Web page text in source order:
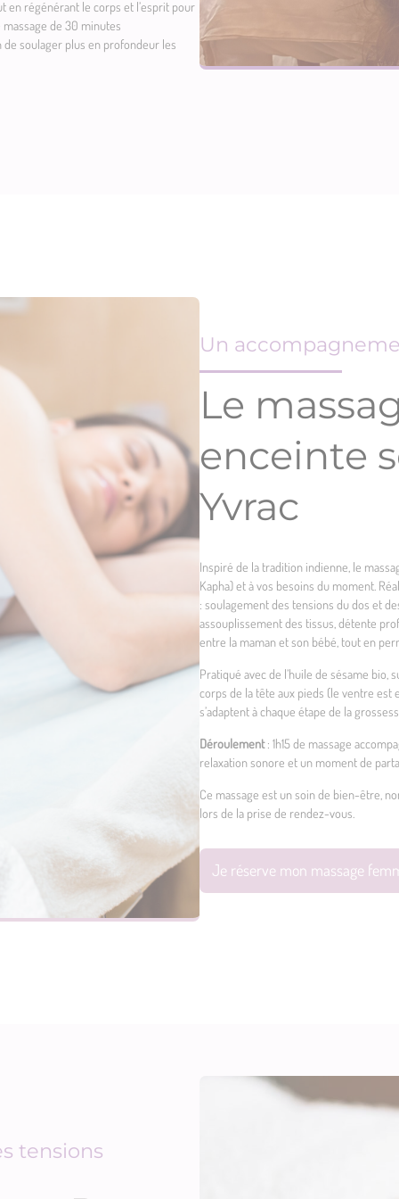
en régénérant le corps et l’esprit pour
de 30 minutes
de soulager plus en profondeur les
Un
Le
enceinte
Yvrac
Inspiré de la tradition indienne, le
Kapha) et à vos besoins du moment.
: soulagement des tensions du dos et
assouplissement des tissus, détente
entre la maman et son bébé, tout en
Pratiqué avec de l’huile de sésame
corps de la tête aux pieds (le ventre
s’adaptent à chaque étape de la
Déroulement: 1h15 de massage
relaxation sonore et un moment de
Ce massage est un soin de bien-être,
lors de la prise de rendez-vous.
Je réserve mon massage
tensions